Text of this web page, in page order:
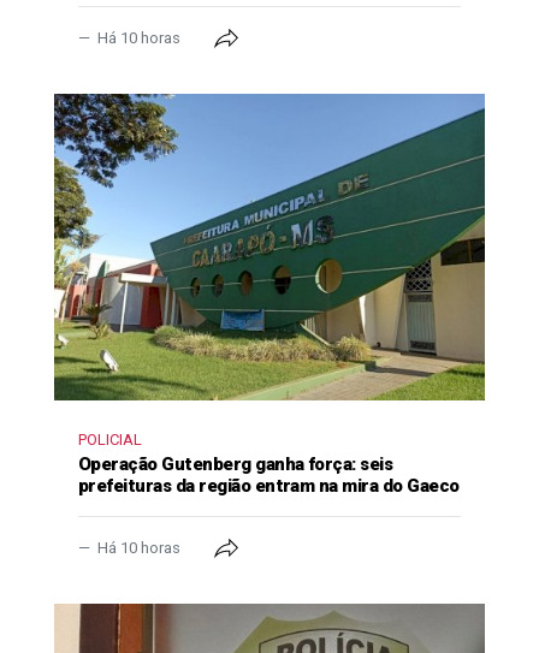
Há 10 horas
POLICIAL
Operação Gutenberg ganha força: seis
prefeituras da região entram na mira do Gaeco
Há 10 horas